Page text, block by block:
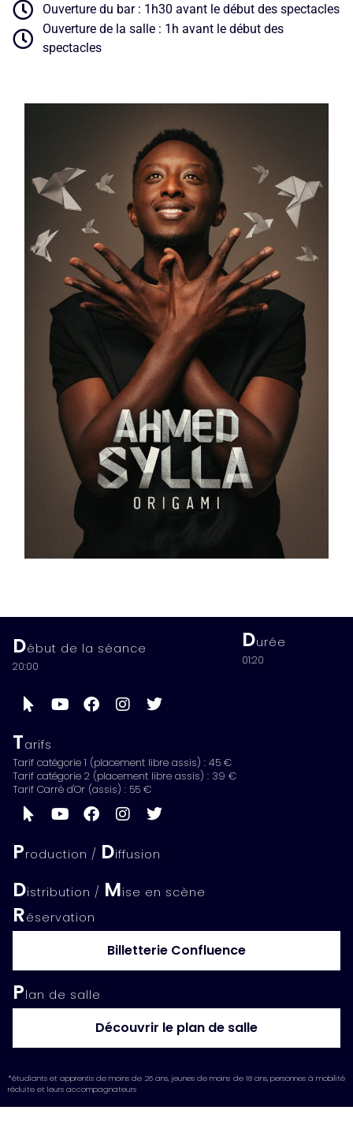
Ouverture du bar : 1h30 avant le début des spectacles
Ouverture de la salle : 1h avant le début des
spectacles
Début de la séance
20:00
Durée
01:20
Tarifs
Tarif catégorie 1 (placement libre assis) : 45 €
Tarif catégorie 2 (placement libre assis) : 39 €
Tarif Carré d'Or (assis) : 55 €
Production / Diffusion
Distribution / Mise en scène
Réservation
Billetterie Confluence
Plan de salle
Découvrir le plan de salle
*étudiants et apprentis de moins de 26 ans, jeunes de moins de 18 ans, personnes à mobilité
réduite et leurs accompagnateurs